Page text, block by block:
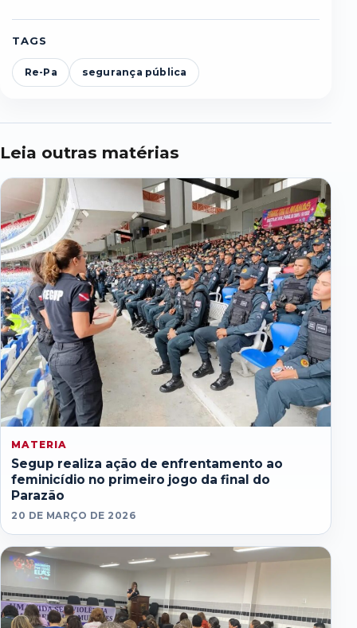
TAGS
Re-Pa segurança pública
Leia outras matérias
MATERIA
Segup realiza ação de enfrentamento ao
feminicídio no primeiro jogo da final do
Parazão
20 DE MARÇO DE 2026